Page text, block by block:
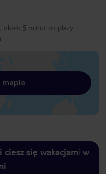
około 5 minut od plaży.
mapie
ciesz się wakacjami w